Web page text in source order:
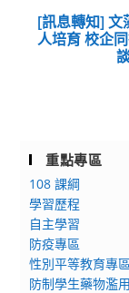
[訊息轉知] 文
人培育 校企
重點專區
108 課綱
學習歷程
自主學習
防疫專區
性別平等教育專區
防制學生藥物濫